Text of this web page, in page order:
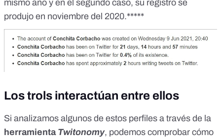
mismo año y en el segundo caso, su registro se
produjo en noviembre del 2020.*****
Los trols interactúan entre ellos
Si analizamos algunos de estos perfiles a través de la
herramienta Twitonomy, podemos comprobar cómo